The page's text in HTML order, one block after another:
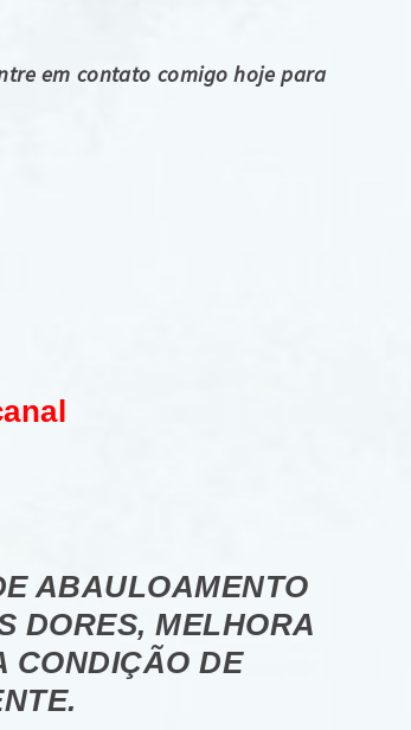
em contato comigo hoje para
ABAULOAMENTO
DORES, MELHORA
CONDIÇÃO DE